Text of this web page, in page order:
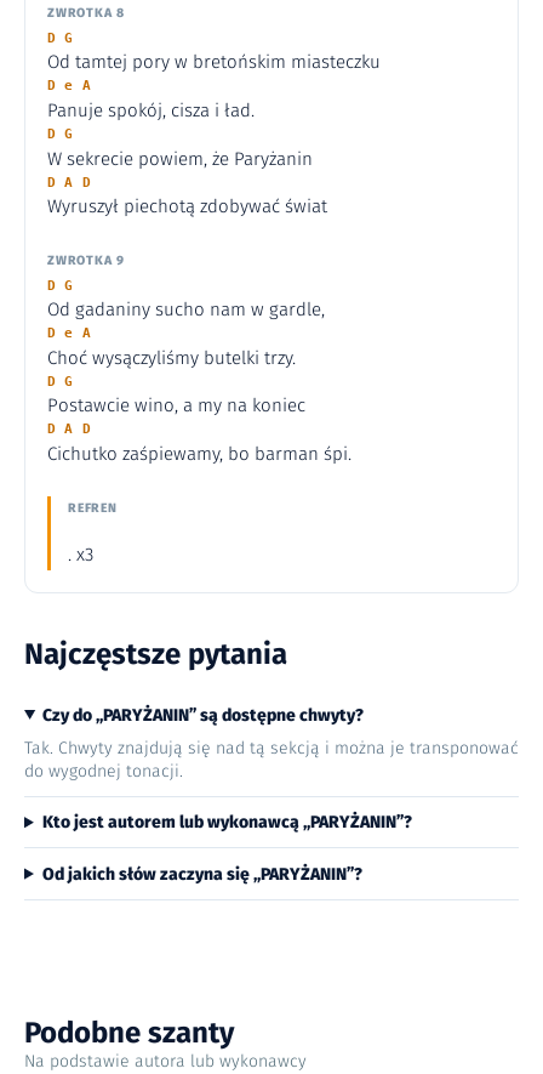
ZWROTKA 8
D G
Od tamtej pory w bretońskim miasteczku
D e A
Panuje spokój, cisza i ład.
D G
W sekrecie powiem, że Paryżanin
D A D
Wyruszył piechotą zdobywać świat
ZWROTKA 9
D G
Od gadaniny sucho nam w gardle,
D e A
Choć wysączyliśmy butelki trzy.
D G
Postawcie wino, a my na koniec
D A D
Cichutko zaśpiewamy, bo barman śpi.
REFREN
. x3
Najczęstsze pytania
Czy do „PARYŻANIN” są dostępne chwyty?
Tak. Chwyty znajdują się nad tą sekcją i można je transponować
do wygodnej tonacji.
Kto jest autorem lub wykonawcą „PARYŻANIN”?
Od jakich słów zaczyna się „PARYŻANIN”?
Podobne szanty
Na podstawie autora lub wykonawcy